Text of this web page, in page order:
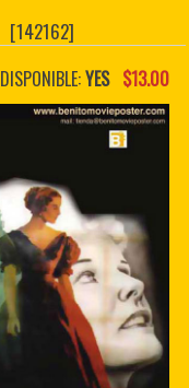
[142162]
DISPONIBLE:YES $13.00